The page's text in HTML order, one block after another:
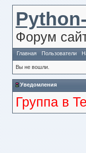
Форум
Главная Пользователи
Вы не вошли.
Уведомления
Группа в